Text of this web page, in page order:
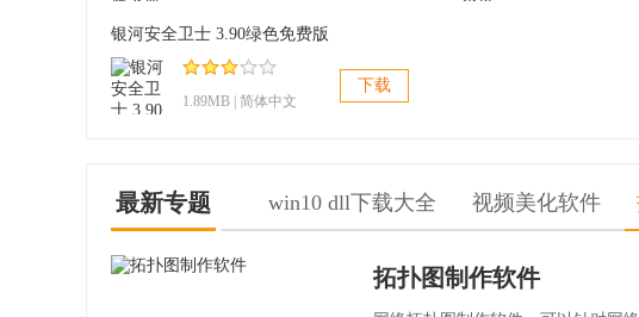
银河安全卫士 3.90绿色免费版
1.89MB | 简体中文
下载
最新专题 win10 dll下载大全 视频美化软件
拓扑图制作软件